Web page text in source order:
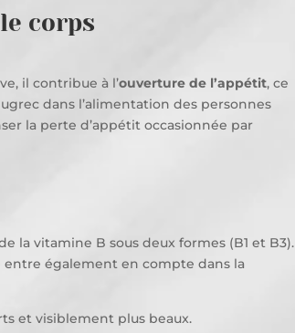
corps
il contribue à l’ouverture de l’appétit, ce
dans l’alimentation des personnes
la perte d’appétit occasionnée par
la vitamine B sous deux formes (B1 et B3).
entre également en compte dans la
et visiblement plus beaux.